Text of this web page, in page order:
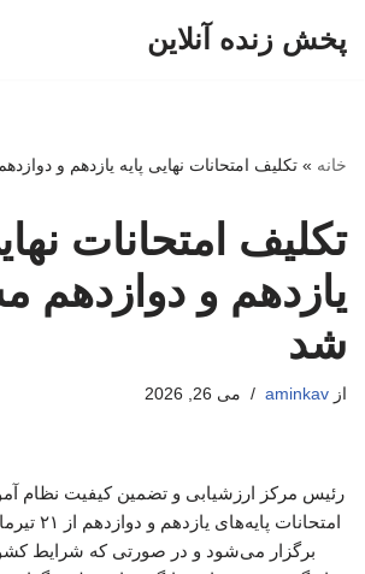
پخش زنده آنلاین
خانه » تکلیف امتحانات نهایی پایه یازدهم و
تکلیف امتحانات
یازدهم و
شد
از aminkav می 26, 2026
رئیس مرکز ارزشیابی و تضمین کیفیت نظام
امتحانات
برگزار می‌شود و در صورتی که شرایط